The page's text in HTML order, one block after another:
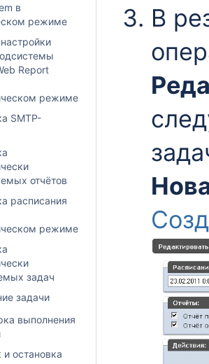
в
режиме
Report
режиме
SMTP-
отчётов
расписания
режиме
задач
задачи
выполнения
и остановка
В